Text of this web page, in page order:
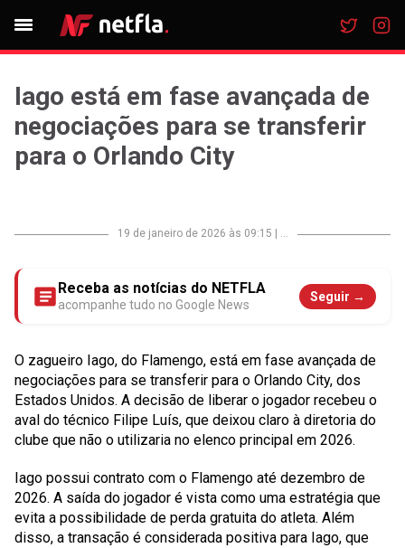
Iago está em fase avançada de
negociações para se transferir
para o Orlando City
19 de janeiro de 2026 às 09:15 ...
Receba as notícias do NETFLA
acompanhe tudo no Google News
Seguir →
O zagueiro Iago, do Flamengo, está em fase avançada de
negociações para se transferir para o Orlando City, dos
Estados Unidos. A decisão de liberar o jogador recebeu o
aval do técnico Filipe Luís, que deixou claro à diretoria do
clube que não o utilizaria no elenco principal em 2026.
Iago possui contrato com o Flamengo até dezembro de
2026. A saída do jogador é vista como uma estratégia que
evita a possibilidade de perda gratuita do atleta. Além
disso, a transação é considerada positiva para Iago, que